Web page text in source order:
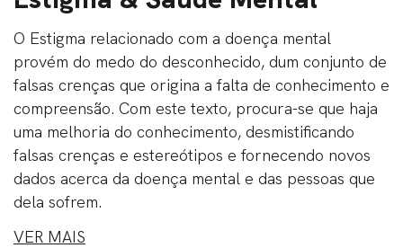
O Estigma relacionado com a doença mental
provém do medo do desconhecido, dum conjunto de
falsas crenças que origina a falta de conhecimento e
compreensão. Com este texto, procura-se que haja
uma melhoria do conhecimento, desmistificando
falsas crenças e estereótipos e fornecendo novos
dados acerca da doença mental e das pessoas que
dela sofrem.
VER MAIS